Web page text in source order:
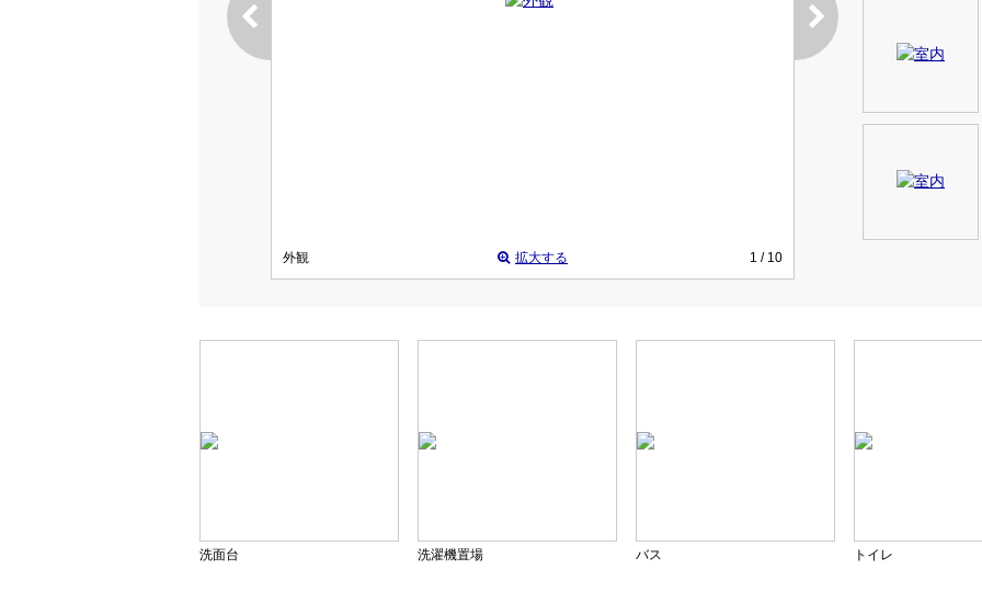
外観 拡大する 1 / 10
洗面台 洗濯機置場 バス トイレ